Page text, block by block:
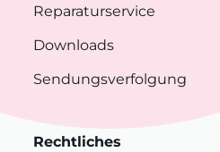
Reparaturservice
Downloads
Sendungsverfolgung
Rechtliches